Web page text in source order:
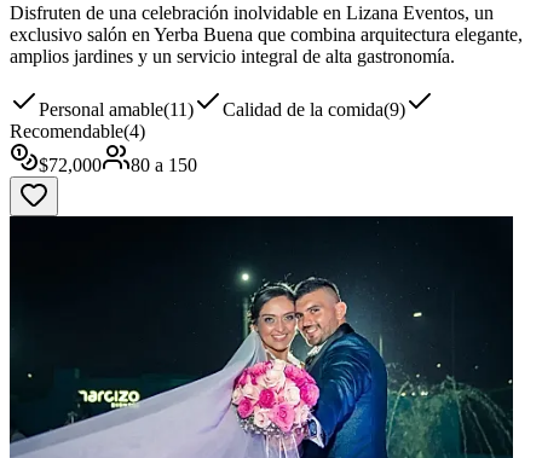
Disfruten de una celebración inolvidable en Lizana Eventos, un
exclusivo salón en Yerba Buena que combina arquitectura elegante,
amplios jardines y un servicio integral de alta gastronomía.
Personal amable(11) Calidad de la comida(9)
Recomendable(4)
$72,000 80 a 150